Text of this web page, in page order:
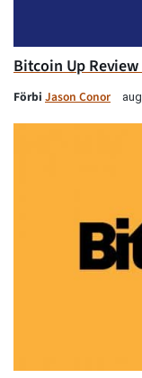
Bitcoin Up
Förbi Jason Conor